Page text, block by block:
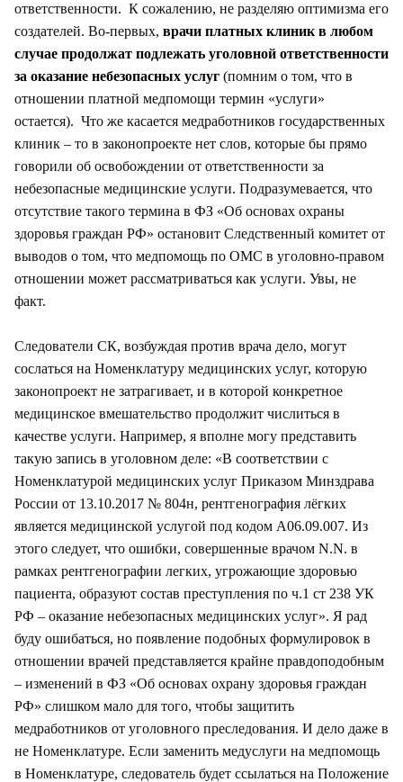
ответственности. К сожалению, не разделяю оптимизма его
создателей. Во-первых, врачи платных клиник в любом
случае продолжат подлежать уголовной ответственности
за оказание небезопасных услуг (помним о том, что в
отношении платной медпомощи термин «услуги»
остается). Что же касается медработников государственных
клиник – то в законопроекте нет слов, которые бы прямо
говорили об освобождении от ответственности за
небезопасные медицинские услуги. Подразумевается, что
отсутствие такого термина в ФЗ «Об основах охраны
здоровья граждан РФ» остановит Следственный комитет от
выводов о том, что медпомощь по ОМС в уголовно-правом
отношении может рассматриваться как услуги. Увы, не
факт.
Следователи СК, возбуждая против врача дело, могут
сослаться на Номенклатуру медицинских услуг, которую
законопроект не затрагивает, и в которой конкретное
медицинское вмешательство продолжит числиться в
качестве услуги. Например, я вполне могу представить
такую запись в уголовном деле: «В соответствии с
Номенклатурой медицинских услуг Приказом Минздрава
России от 13.10.2017 № 804н, рентгенография лёгких
является медицинской услугой под кодом A06.09.007. Из
этого следует, что ошибки, совершенные врачом N.N. в
рамках рентгенографии легких, угрожающие здоровью
пациента, образуют состав преступления по ч.1 ст 238 УК
РФ – оказание небезопасных медицинских услуг». Я рад
буду ошибаться, но появление подобных формулировок в
отношении врачей представляется крайне правдоподобным
– изменений в ФЗ «Об основах охрану здоровья граждан
РФ» слишком мало для того, чтобы защитить
медработников от уголовного преследования. И дело даже в
не Номенклатуре. Если заменить медуслуги на медпомощь
в Номенклатуре, следователь будет ссылаться на Положение